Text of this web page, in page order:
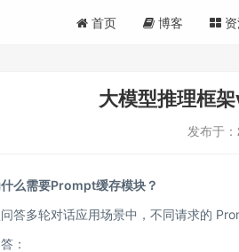
首页 博客
大模型推理框
发布于：
么需要Prompt缓存模块？
答多轮对话应用场景中，不同请求的
：